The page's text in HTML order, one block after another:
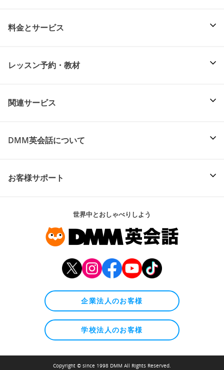
料金とサービス
レッスン予約・教材
関連サービス
DMM英会話について
お客様サポート
世界中とおしゃべりしよう
企業法人のお客様
学校法人のお客様
Copyright © since 1998 DMM All Rights Reserved.